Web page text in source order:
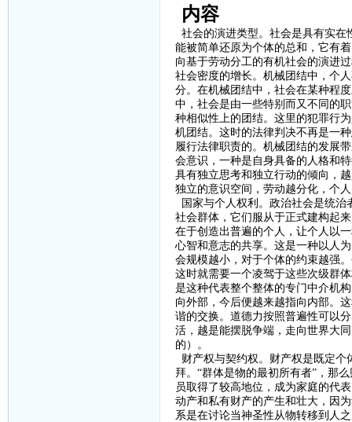
内容
社会的演进类型。社会是具有实在
能被简单还原为个体的总和，它有
向基于劳动分工的有机社会的演进
社会密度的增长。机械团结中，个
分。在机械团结中，社会在某种程
中，社会是由一些特别而又不同的
种相似性上的团结。这里的犯罪行
机团结。这时的法律判决不再是一
履行法律职责的。机械团结的发展
会意识，一种是自身具备的人格和
具有独立思考和独立行动的倾向，
独立的意识空间，劳动越分化，个
国家与个人权利。政治社会是统治
社会群体，它们服从于正式建构起
在于创造出普遍的个人，让个人以
心智和意志的共享。这是一种以人
会规模越小，对于个体的约束越强
这时就需要一个凌驾于这些次级群
是这种代表整个整体的专门中介机
向外部，今后便越来越指向内部。
谐的交换。道德力按照普遍性可以
活，越是能摆脱争端，走向世界大
的）。
财产权与契约权。财产权是既定个
拜。 “群体是物的最初所有者”，那
员取得了较高地位，成为家庭的代
动产和私有财产的产生和壮大，因
系是在讨论当神圣性从物转移到人